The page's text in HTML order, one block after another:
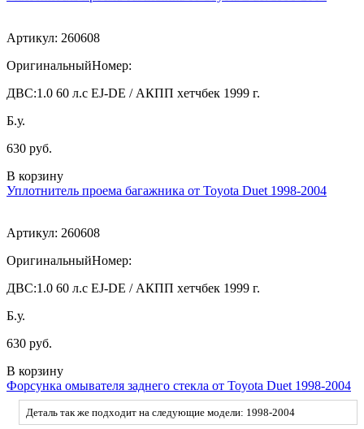
Артикул: 260608
ОригинальныйНомер:
ДВС:1.0 60 л.с EJ-DE / АКПП хетчбек 1999 г.
Б.у.
630 руб.
В корзину
Уплотнитель проема багажника от Toyota Duet 1998-2004
Артикул: 260608
ОригинальныйНомер:
ДВС:1.0 60 л.с EJ-DE / АКПП хетчбек 1999 г.
Б.у.
630 руб.
В корзину
Форсунка омывателя заднего стекла от Toyota Duet 1998-2004
Деталь так же подходит на следующие модели: 1998-2004